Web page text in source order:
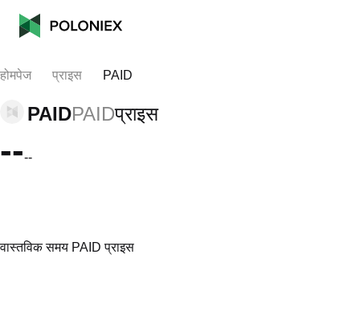
होमपेज प्राइस PAID
PAIDPAIDप्राइस
----
वास्तविक समय PAID प्राइस